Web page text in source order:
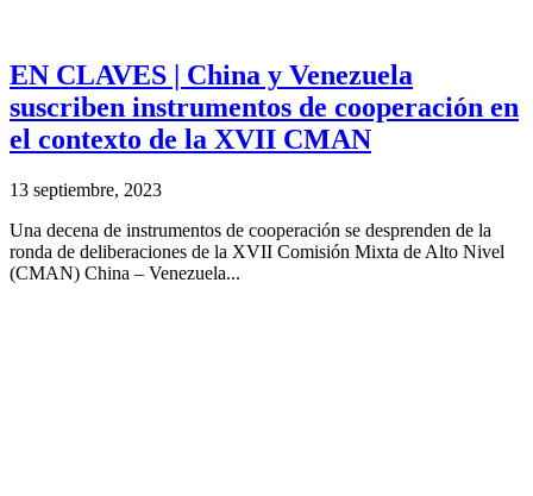
EN CLAVES | China y Venezuela
suscriben instrumentos de cooperación en
el contexto de la XVII CMAN
13 septiembre, 2023
Una decena de instrumentos de cooperación se desprenden de la
ronda de deliberaciones de la XVII Comisión Mixta de Alto Nivel
(CMAN) China – Venezuela...